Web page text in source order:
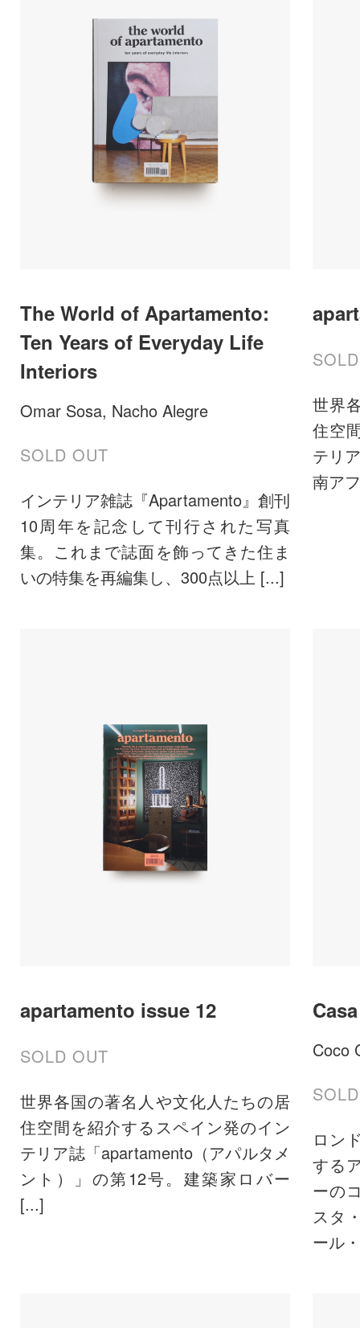
The World of Apartamento:
Ten Years of Everyday Life
Interiors
Omar Sosa, Nacho Alegre
SOLD OUT
インテリア雑誌『Apartamento』創刊
10周年を記念して刊行された写真
集。これまで誌面を飾ってきた住ま
いの特集を再編集し、300点以上 [...]
世界
住空
テリ
南ア
apartamento issue 12
SOLD OUT
世界各国の著名人や文化人たちの居
住空間を紹介するスペイン発のイン
テリア誌「apartamento（アパルタメ
ント）」の第12号。建築家ロバー
[...]
Coco
ロン
する
ーの
スタ
ール